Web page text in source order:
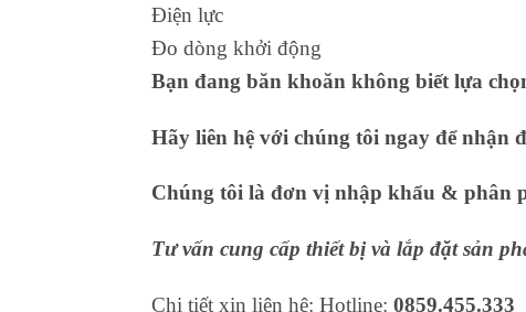
Điện lực
Đo dòng khởi động
Bạn đang băn khoăn không biết lựa
Hãy liên hệ với chúng tôi ngay để nhận
Chúng tôi là đơn vị nhập khẩu & phân
Tư vấn cung cấp thiết bị và lắp đặt sản
Chi tiết xin liên hệ: Hotline: 0859.455.333